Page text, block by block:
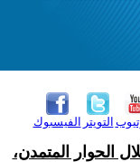
الفيسبوك التويتر
الحوار المتمدن،